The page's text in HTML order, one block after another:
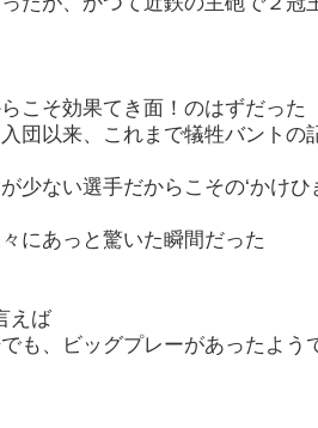
こそ効果てき面！のはずだった
団以来、これまで犠牲バントの
少ない選手だからこその‘かけひ
にあっと驚いた瞬間だった
えば
も、ビッグプレーがあったよ